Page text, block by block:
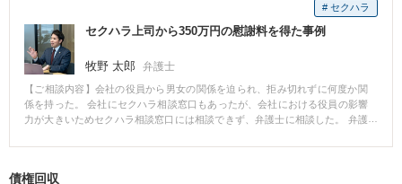
ませんでした。 【先生のコメント】 インターネット問題については、調べて
もわからないことが多く、早めに相談し対応を検討することが重要になりま
す。 加害者側でも、被害者側でも、インターネットのトラブルはお早めにご
相談ください。
# セクハラ
セクハラ上司から350万円の慰謝料を得た事例
牧野 太郎 弁護士
【ご相談内容】会社の役員から男女の関係を迫られ、拒み切れずに何度か関
係を持った。 会社にセクハラ相談窓口もあったが、会社における役員の影響
力が大きいためセクハラ相談窓口には相談できず、弁護士に相談した。 弁護
の交渉で相手方が350万円を支払うことを約束したため、お互いに、以後は相
約束どおりに350万円が弁護士の口座に支払われた。 【弁護士からのコメン
債権回収